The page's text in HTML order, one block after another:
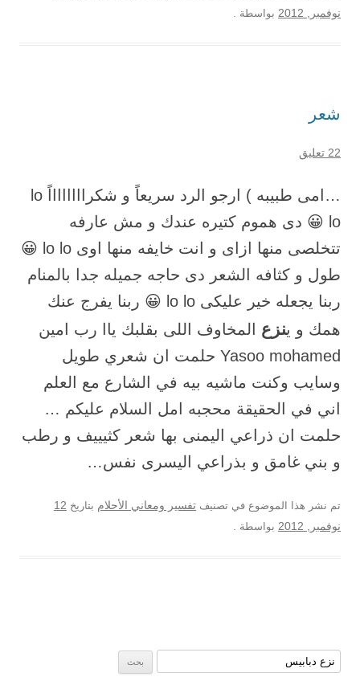
نوفمبر, 2012
بواسطة .
شعر
22 تعليق
…امى طبيبه ) ارجو الرد سريعاً و شكرااااااااً lo
lo 😀 دى هموم كتيره عندك و مش عارفه
تتخلصى منها ازاى و انت خايفه منها اوى lo lo 😀
طول و كثافه الشعر دى حاجه جميله جدا بالمنام
ربنا يجعله خير عليكى lo lo 😀 ربنا يفرج عنك
همك و ينزع المخاوف اللى بقلبك ياا رب امين
Yasoo mohamed حلمت ان شعري طويل
وسايب وكنت ماشيه بيه في الشارع مع العلم
اني في الحقيقة محجبه امل السلام عليكم …
حلمت ان ذراعي اليمنى بها شعر كثيييف و رطب
و بني غامق و بذراعي اليسرى نفس…
تم نشر هذا الموضوع في تصنيف تفسير ومعاني الأحلام بتاريخ 12
نوفمبر, 2012
بواسطة .
البحث عن: